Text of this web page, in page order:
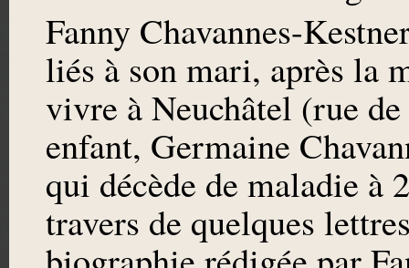
Fanny Chavannes-
liés à son mari, après la
vivre à Neuchâtel (rue
enfant, Germaine
qui décède de maladie à
travers de quelques